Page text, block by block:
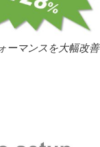
ーマンスを大幅改善